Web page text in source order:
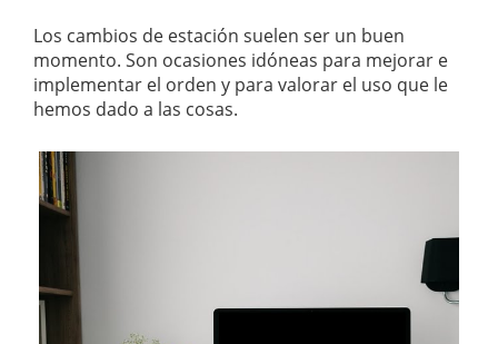
Los cambios de estación suelen ser un buen
momento. Son ocasiones idóneas para mejorar e
implementar el orden y para valorar el uso que le
hemos dado a las cosas.